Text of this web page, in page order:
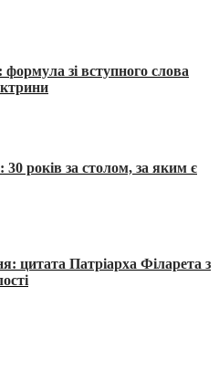
зі вступного слова
років за столом, за яким є
цитата Патріарха Філарета з